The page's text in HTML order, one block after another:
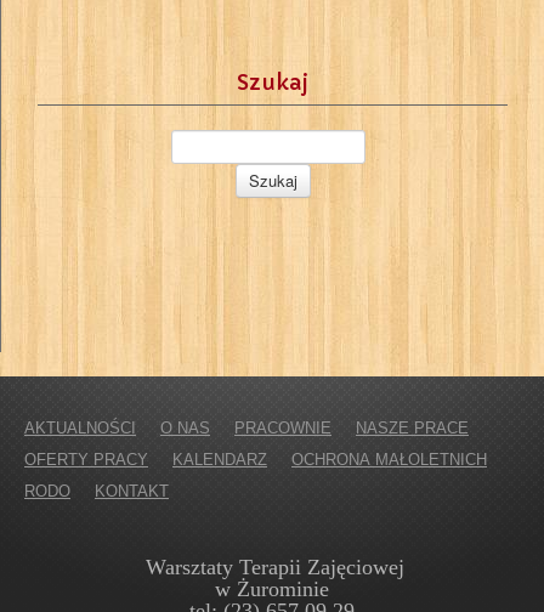
Szukaj
AKTUALNOŚCI O NAS PRACOWNIE
NASZE PRACE
OFERTY PRACY
KALENDARZ
OCHRONA MAŁOLETNICH
RODO
KONTAKT
Warsztaty Terapii Zajęciowej
w Żurominie